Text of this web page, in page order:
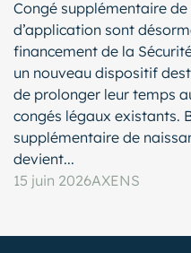
Congé supplémentaire
d’application sont
financement de la
un nouveau dispositif
de prolonger leur temps
congés légaux existants.
supplémentaire de
devient...
15 juin 2026AXENS